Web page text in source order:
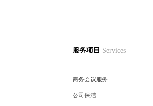
服务项目 Services
商务会议服务
公司保洁